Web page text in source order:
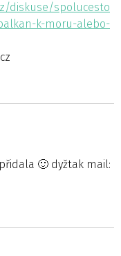
diskuse/spolucesto
k-moru-alebo-
🙂 dyžtak mail: